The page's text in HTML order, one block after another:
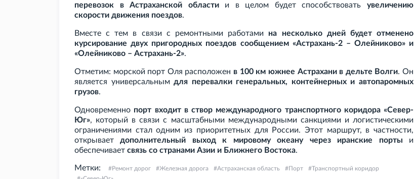
перевозок в Астраханской областии в целом будет способствоватьувеличению
скорости движения поездов.
Вместе с тем в связи с ремонтными работами на несколько дней будет отменено
курсирование двух пригородных поездов сообщением «Астрахань-2 – Олейниково» и
«Олейниково – Астрахань-2».
Отметим: морской порт Оля расположен в 100 км южнее Астрахани в дельте Волги. Он
является универсальнымдля перевалки генеральных, контейнерных и автопаромных
грузов.
Одновременно порт входит в створ международного транспортного коридора «Север-
Юг», который в связи с масштабными международными санкциями и логистическими
ограничениями стал одним из приоритетных для России. Этот маршрут, в частности,
открываетдополнительный выход к мировому океану через иранские порты и
обеспечивает связь со странами Азии и Ближнего Востока.
Метки: Ремонт дорог Железная дорога Астраханская область Порт
Транспортный коридор